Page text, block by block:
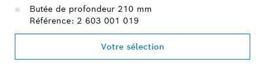
Butée de profondeur 210 mm
Référence: 2 603 001 019
Votre sélection